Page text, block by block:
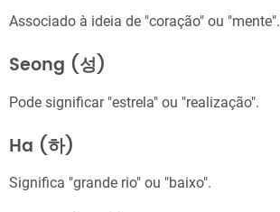
Associado à ideia de "coração" ou "mente".
Seong (성)
Pode significar "estrela" ou "realização".
Ha (하)
Significa "grande rio" ou "baixo".